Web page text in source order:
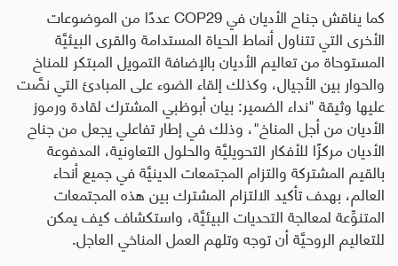
كما يناقش جناح الأديان في
عددًا من الموضوعات
الأخرى التي تتناول أنماط الحياة المستدامة والقرى البيئيَّة
المستوحاة من تعاليم الأديان بالإضافة التمويل المبتكر للمناخ
والحوار بين الأجيال، وكذلك إلقاء الضوء على المبادئ التي نصَّت
عليها وثيقة "نداء الضمير: بيان أبوظبي المشترك لقادة ورموز
الأديان من أجل المناخ"، وذلك في إطار تفاعلي يجعل من جناح
الأديان مركزًا للأفكار التحويليَّة والحلول التعاونية، المدفوعة
بالقيم المشتركة والتزام المجتمعات الدينيَّة في جميع أنحاء
العالم، بهدف تأكيد الالتزام المشترك بين هذه المجتمعات
المتنوِّعة لمعالجة التحديات البيئيَّة، واستكشاف كيف يمكن
للتعاليم الروحيَّة أن توجه وتلهم العمل المناخي العاجل.